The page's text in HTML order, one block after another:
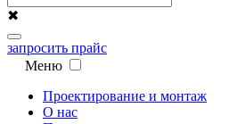
✖
запросить прайс
Меню
Проектирование и монтаж
О нас